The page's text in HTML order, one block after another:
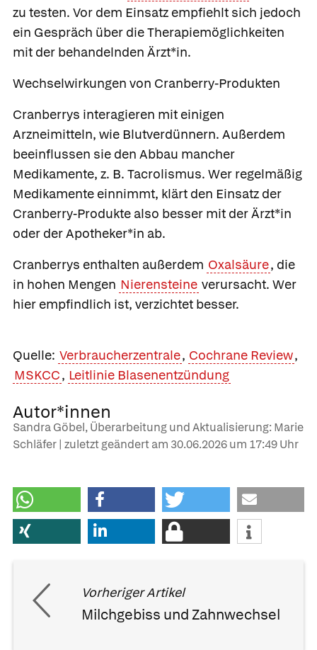
zu testen. Vor dem Einsatz empfiehlt sich jedoch
ein Gespräch über die Therapiemöglichkeiten
mit der behandelnden Ärzt*in.
Wechselwirkungen von Cranberry-Produkten
Cranberrys interagieren mit einigen
Arzneimitteln, wie Blutverdünnern. Außerdem
beeinflussen sie den Abbau mancher
Medikamente, z. B. Tacrolismus. Wer regelmäßig
Medikamente einnimmt, klärt den Einsatz der
Cranberry-Produkte also besser mit der Ärzt*in
oder der Apotheker*in ab.
Cranberrys enthalten außerdem Oxalsäure, die
in hohen Mengen Nierensteine verursacht. Wer
hier empfindlich ist, verzichtet besser.
Quelle: Verbraucherzentrale, Cochrane Review,
MSKCC, Leitlinie Blasenentzündung
Autor*innen
Sandra Göbel, Überarbeitung und Aktualisierung: Marie
Schläfer | zuletzt geändert am 30.06.2026um 17:49 Uhr
Vorheriger Artikel
Milchgebiss und Zahnwechsel